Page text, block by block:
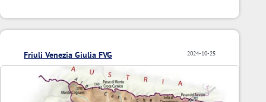
2024-10-25
Friuli Venezia Giulia FVG